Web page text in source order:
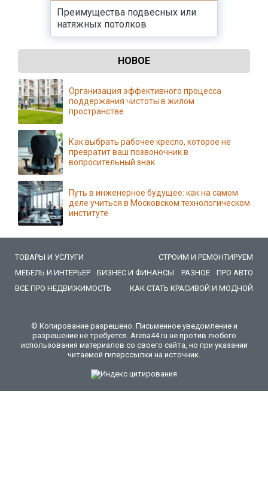
Преимущества подвесных или
натяжных потолков
НОВОЕ
Организация эффективного процесса
поддержания чистоты в жилом
пространстве
Как выбрать рабочее кресло, которое не
превратит ваш позвоночник в
вопросительный знак
Путь в инженерное будущее: как на самом
деле учиться в Московском технологическом
институте
ТОВАРЫ И УСЛУГИ
СТРОИМ И РЕМОНТИРУЕМ
МЕБЕЛЬ И ИНТЕРЬЕР
БИЗНЕС И ФИНАНСЫ РАЗНОЕ
ПРО АВТО
ВСЕ ПРО НЕДВИЖИМОСТЬ
КАК СТАТЬ КРАСИВОЙ И МОДНОЙ
© Копирование разрешено. Письменное уведомление и
разрешение не требуется. Arena44.ru не против любого
использования материалов со своего сайта, но при указании
читаемой гиперссылки на источник.